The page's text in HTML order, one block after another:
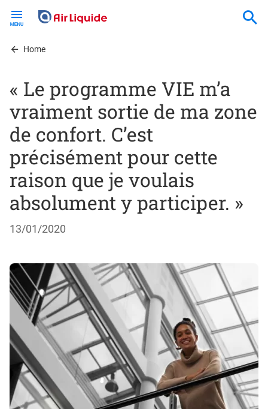
contentHome
« Le programme VIE m’a
vraiment sortie de ma zone
de confort. C’est
précisément pour cette
raison que je voulais
absolument y participer. »
13/01/2020